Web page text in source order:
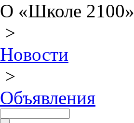
О «Школе 2100»
>
Новости
>
Объявления